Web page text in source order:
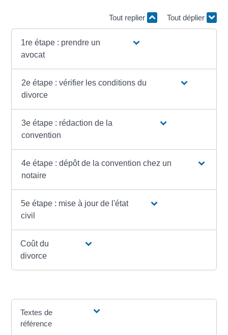
Tout replier Tout déplier
1re étape : prendre un
avocat
2e étape : vérifier les conditions du
divorce
3e étape : rédaction de la
convention
4e étape : dépôt de la convention chez un
notaire
5e étape : mise à jour de l'état
civil
Coût du
divorce
Textes de
référence